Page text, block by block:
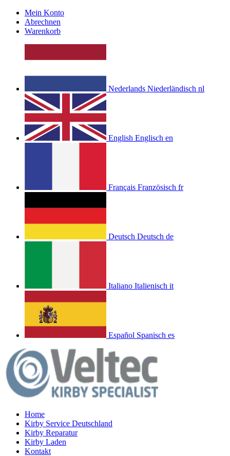
Mein Konto
Abrechnen
Warenkorb
Nederlands Niederländisch nl
English Englisch en
Français Französisch fr
Deutsch Deutsch de
Italiano Italienisch it
Español Spanisch es
Home
Kirby Service Deutschland
Kirby Reparatur
Kirby Laden
Kontakt